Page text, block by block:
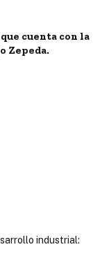
cuenta con la
Zepeda.
industrial: